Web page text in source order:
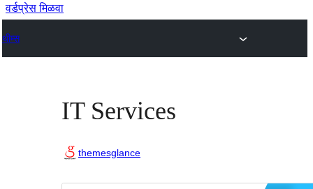
वर्डप्रेस मिळवा
थीम्स
IT Services
themesglance